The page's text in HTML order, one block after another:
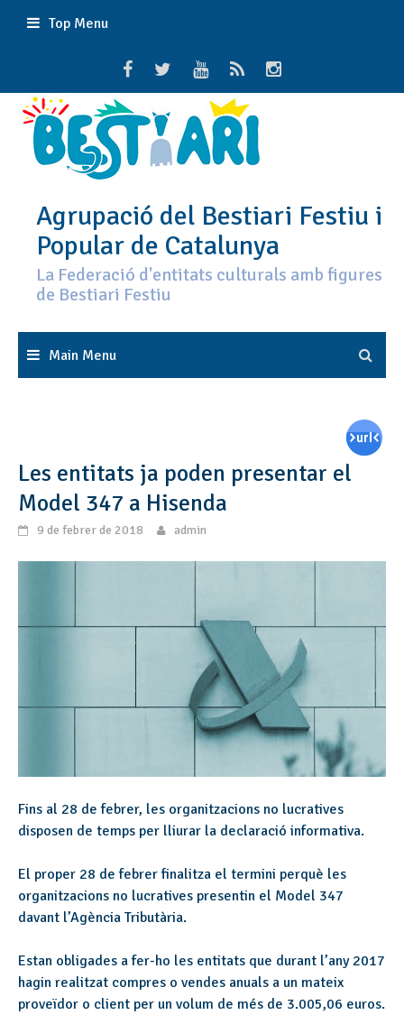
Top Menu
Agrupació del Bestiari Festiu i
Popular de Catalunya
La Federació d'entitats culturals amb figures
de Bestiari Festiu
Main Menu
Les entitats ja poden presentar el
Model 347 a Hisenda
9 de febrer de 2018 admin
Fins al 28 de febrer, les organitzacions no lucratives
disposen de temps per lliurar la declaració informativa.
El proper 28 de febrer finalitza el termini perquè les
organitzacions no lucratives presentin el Model 347
davant l’Agència Tributària.
Estan obligades a fer-ho les entitats que durant l’any 2017
hagin realitzat compres o vendes anuals a un mateix
proveïdor o client per un volum de més de 3.005,06 euros.